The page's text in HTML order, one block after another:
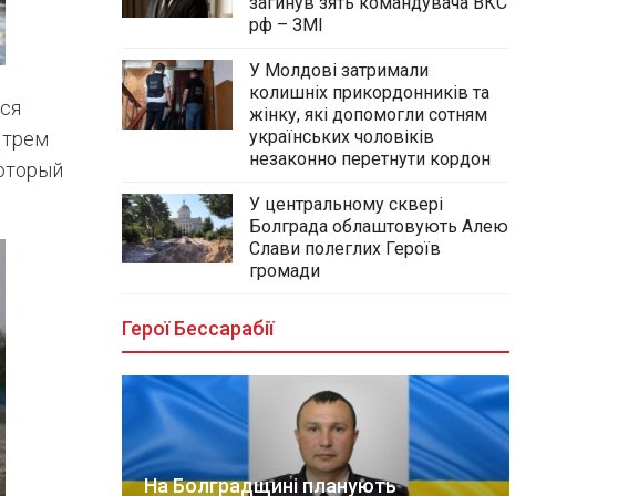
рф – ЗМІ
У Молдові затримали
колишніх прикордонників та
жінку, які допомогли сотням
українських чоловіків
незаконно перетнути кордон
У центральному сквері
Болграда облаштовують Алею
Слави полеглих Героїв
громади
Герої Бессарабії
На Болградщині планують